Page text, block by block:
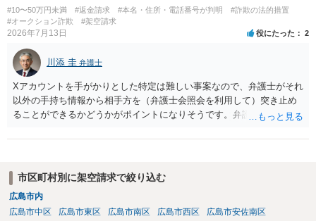
#10〜50万円未満 #返金請求 #本名・住所・電話番号が判明
#詐欺の法的措置
#オークション詐欺
#架空請求
2026年7月13日 役にたった 2
川添 圭 弁護士
Xアカウントを手がかりとした特定は難しい事案なので、弁護士がそれ
以外の手持ち情報から相手方を（弁護士会照会を利用して）突き止め
ることができるかどうかがポイントになりそうです。弁護士による調
せることになるでしょう。見通しについては、実際の資料等を弁護士
いますので個別に確認いただく必要がありますが、そもそも回収でき
るかどうかが問題になり得る事案であり、被害額の規模からみると、
仮に回収できたとしても弁護士費用を差し引いた実質回収分はかなり
少なくなる可能性もあるように思います。
市区町村別に架空請求で絞り込む
広島市内
広島市中区
広島市東区 広島市南区 広島市西区
広島市安佐南区